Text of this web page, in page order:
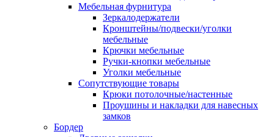
Мебельная фурнитура
Зеркалодержатели
Кронштейны/подвески/уголки
мебельные
Крючки мебельные
Ручки-кнопки мебельные
Уголки мебельные
Сопутствующие товары
Крюки потолочные/настенные
Проушины и накладки для навесных
замков
Бордер